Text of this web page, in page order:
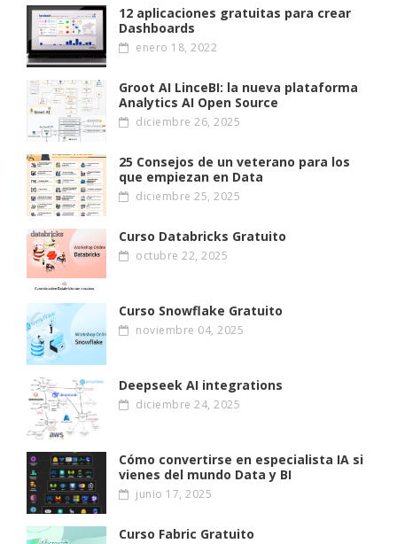
12 aplicaciones gratuitas para crear
Dashboards
enero 18, 2022
Groot AI LinceBI: la nueva plataforma
Analytics AI Open Source
diciembre 26, 2025
25 Consejos de un veterano para los
que empiezan en Data
diciembre 25, 2025
Curso Databricks Gratuito
octubre 22, 2025
Curso Snowflake Gratuito
noviembre 04, 2025
Deepseek AI integrations
diciembre 24, 2025
Cómo convertirse en especialista IA si
vienes del mundo Data y BI
junio 17, 2025
Curso Fabric Gratuito